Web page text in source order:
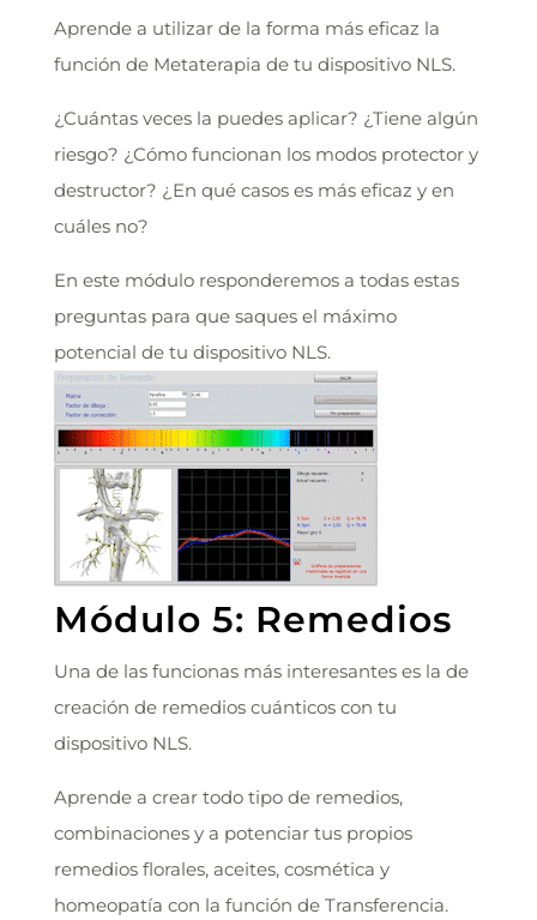
Aprende a utilizar de la forma más eficaz la
función de Metaterapia de tu dispositivo NLS.
¿Cuántas veces la puedes aplicar? ¿Tiene algún
riesgo? ¿Cómo funcionan los modos protector y
destructor? ¿En qué casos es más eficaz y en
cuáles no?
En este módulo responderemos a todas estas
preguntas para que saques el máximo
potencial de tu dispositivo NLS.
Módulo 5: Remedios
Una de las funcionas más interesantes es la de
creación de remedios cuánticos con tu
dispositivo NLS.
Aprende a crear todo tipo de remedios,
combinaciones y a potenciar tus propios
remedios florales, aceites, cosmética y
homeopatía con la función de Transferencia.